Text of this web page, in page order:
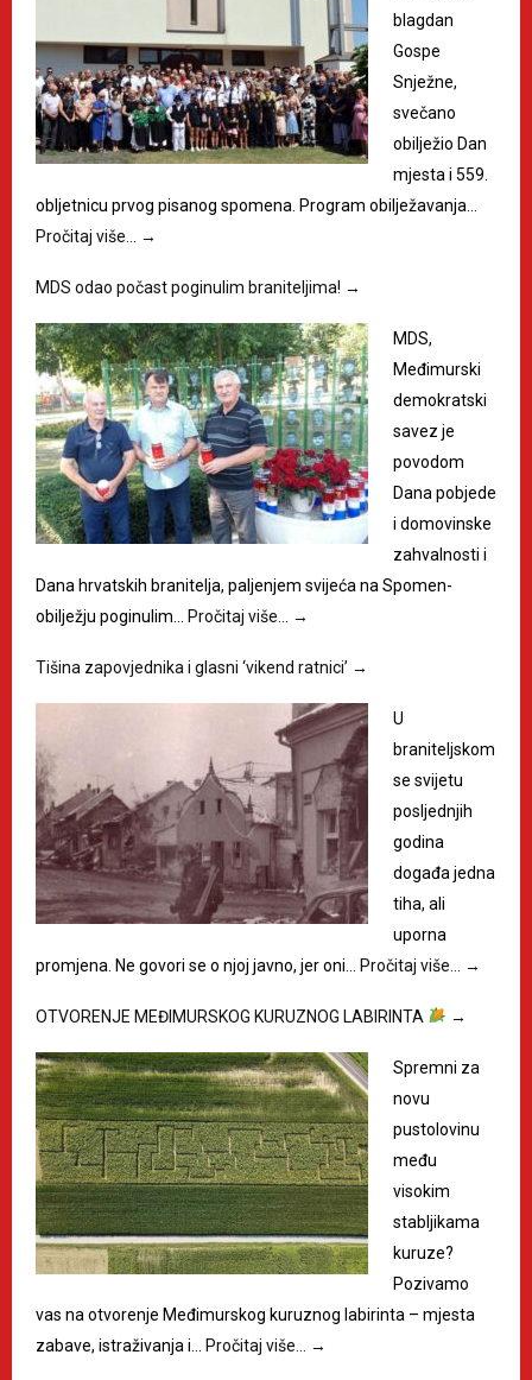
blagdan
Gospe
Snježne,
svečano
obilježio Dan
mjesta i 559.
obljetnicu prvog pisanog spomena. Program obilježavanja…
Pročitaj više…
→
MDS odao počast poginulim braniteljima! →
MDS,
Međimurski
demokratski
savez je
povodom
Dana pobjede
i domovinske
zahvalnosti i
Dana hrvatskih branitelja, paljenjem svijeća na Spomen-
obilježju poginulim…
Pročitaj više… →
Tišina zapovjednika i glasni ‘vikend ratnici’ →
U
braniteljskom
se svijetu
posljednjih
godina
događa jedna
tiha, ali
uporna
promjena. Ne govori se o njoj javno, jer oni…
Pročitaj više… →
OTVORENJE MEĐIMURSKOG KURUZNOG LABIRINTA →
Spremni za
novu
pustolovinu
među
visokim
stabljikama
kuruze?
Pozivamo
vas na otvorenje Međimurskog kuruznog labirinta – mjesta
zabave, istraživanja i…
Pročitaj više… →